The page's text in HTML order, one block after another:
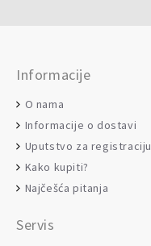
Informacije
O nama
Informacije o dostavi
Uputstvo za registraciju
Kako kupiti?
Najčešća pitanja
Servis